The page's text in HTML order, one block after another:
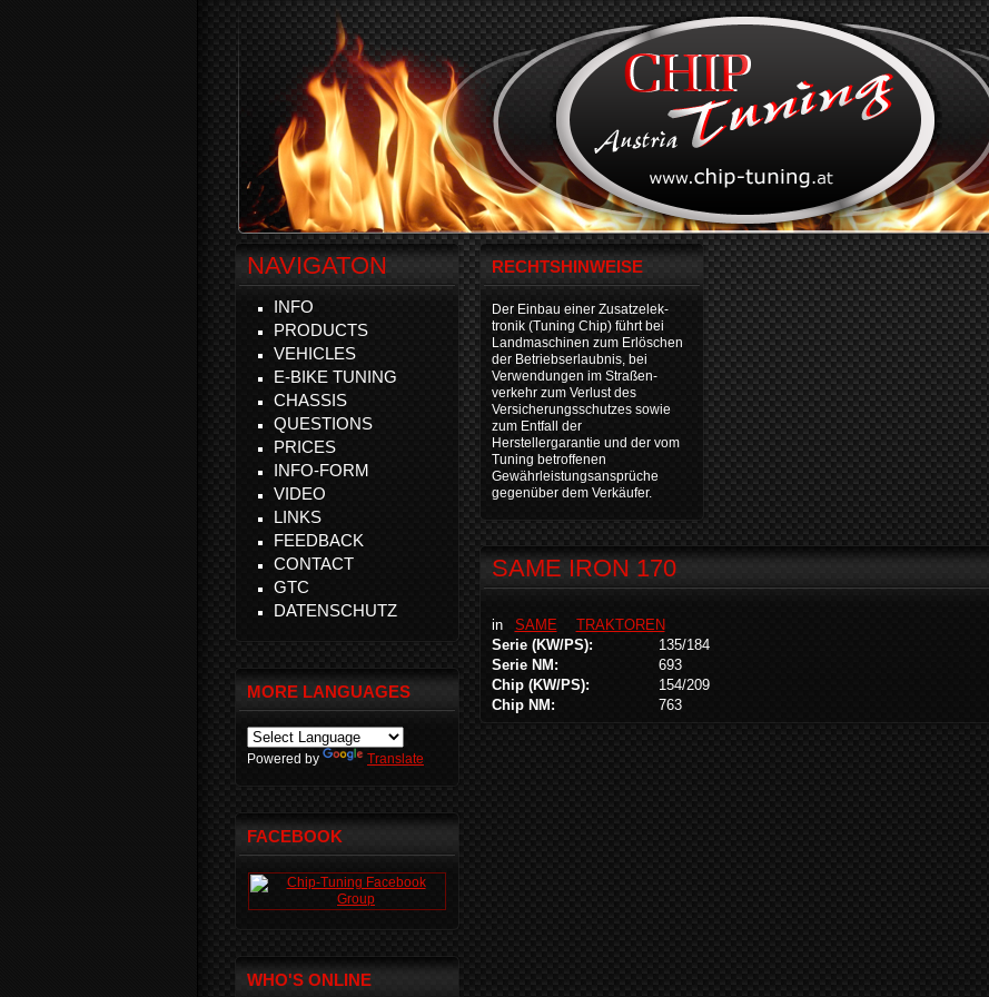
RECHTSHINWEISE
Der Einbau einer Zusatzelek-
tronik (Tuning Chip) führt bei
Landmaschinen zum Erlöschen
der Betriebserlaubnis, bei
Verwendungen im Straßen-
verkehr zum Verlust des
Versicherungsschutzes sowie
zum Entfall der
Herstellergarantie und der vom
Tuning betroffenen
Gewährleistungsansprüche
gegenüber dem Verkäufer.
SAME IRON 170
in SAME
TRAKTOREN
Serie (KW/PS):
135/184
Serie NM:
693
Chip (KW/PS):
154/209
Chip NM:
763
NAVIGATON
INFO
PRODUCTS
VEHICLES
E-BIKE TUNING
CHASSIS
QUESTIONS
PRICES
INFO-FORM
VIDEO
LINKS
FEEDBACK
CONTACT
GTC
DATENSCHUTZ
MORE LANGUAGES
Powered by Translate
FACEBOOK
WHO'S ONLINE